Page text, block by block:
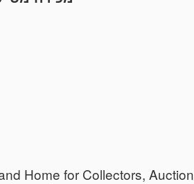
Home for Collectors,